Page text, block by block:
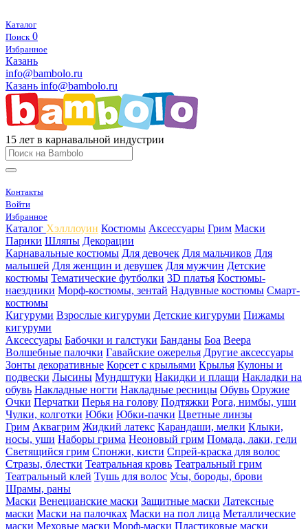
Каталог
Поиск 0
Избранное
Казань
info@bambolo.ru
Казань info@bambolo.ru
15 лет в карнавальной индустрии
Контакты
Войти
Избранное
Каталог Хэлллоуин Костюмы Аксессуары Грим Маски
Парики Шляпы Декорации
Карнавальные костюмы Для девочек Для мальчиков Для
малышей Для женщин и девушек Для мужчин Детские
костюмы Тематические футболки 3D платья Костюмы-
наездники Морф-костюмы, зентай Надувные костюмы Смарт-
костюмы
Кигуруми Взрослые кигуруми Детские кигуруми Пижамы
кигуруми
Аксессуары Бабочки и галстуки Банданы Боа Веера
Волшебные палочки Гавайские ожерелья Другие аксессуары
Зонты декоративные Корсет с крыльями Крылья Кулоны и
подвески Лысины Мундштуки Накидки и плащи Накладки на
обувь Накладные ногти Накладные ресницы Обувь Оружие
Очки Перчатки Перья на голову Подтяжки Рога, нимбы, уши
Чулки, колготки Юбки Юбки-пачки Цветные линзы
Грим Аквагрим Жидкий латекс Карандаши, мелки Клыки,
носы, уши Наборы грима Неоновый грим Помада, лаки, гели
Светящийся грим Спонжи, кисти Спрей-краска для волос
Стразы, блестки Театральная кровь Театральный грим
Театральный клей Тушь для волос Усы, бороды, брови
Шрамы, раны
Маски Венецианские маски Защитные маски Латексные
маски Маски на палочках Маски на пол лица Металлические
маски Меховые маски Морф-маски Пластиковые маски